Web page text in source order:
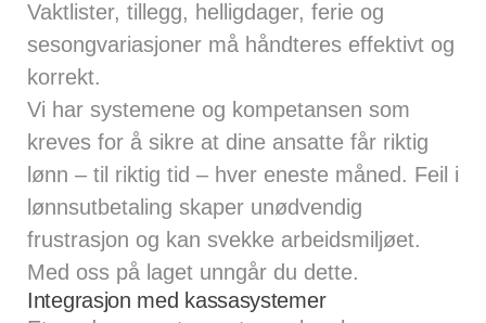
Vaktlister, tillegg, helligdager, ferie og
sesongvariasjoner må håndteres effektivt og
korrekt.
Vi har systemene og kompetansen som
kreves for å sikre at dine ansatte får riktig
lønn – til riktig tid – hver eneste måned. Feil i
lønnsutbetaling skaper unødvendig
frustrasjon og kan svekke arbeidsmiljøet.
Med oss på laget unngår du dette.
Integrasjon med kassasystemer